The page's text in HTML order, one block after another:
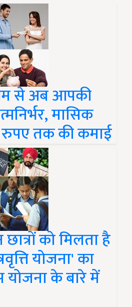
से अब आपकी
मासिक
रुपए तक की कमाई
को मिलता है
योजना' का
के बारे में